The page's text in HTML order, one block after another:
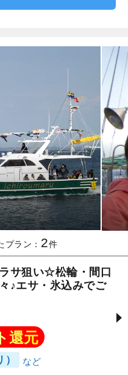
プラン： 2件
サ狙い☆松輪・間口
♪エサ・氷込みでご
還元